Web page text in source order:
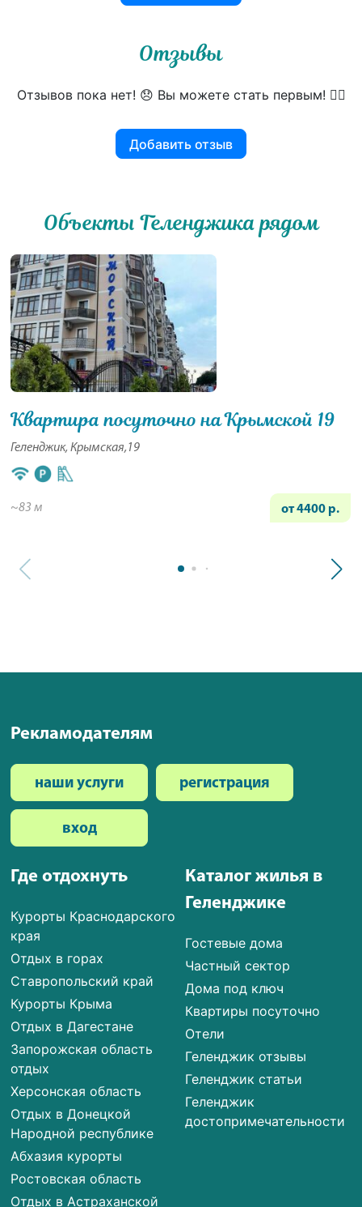
Отзывы
Отзывов пока нет! 😞 Вы можете стать первым! 👍🏻
Добавить отзыв
Объекты Геленджика рядом
Квартира посуточно на Крымской 19
Геленджик, Крымская,19
~83 м от 4400 р.
Где отдохнуть
Курорты Краснодарского
края
Отдых в горах
Ставропольский край
Курорты Крыма
Отдых в Дагестане
Запорожская область
отдых
Херсонская область
Отдых в Донецкой
Народной республике
Абхазия курорты
Ростовская область
Отдых в Астраханской
Каталог жилья в
Геленджике
Гостевые дома
Частный сектор
Дома под ключ
Квартиры посуточно
Отели
Геленджик отзывы
Геленджик статьи
Геленджик
достопримечательности
Рекламодателям
наши услуги регистрация
вход